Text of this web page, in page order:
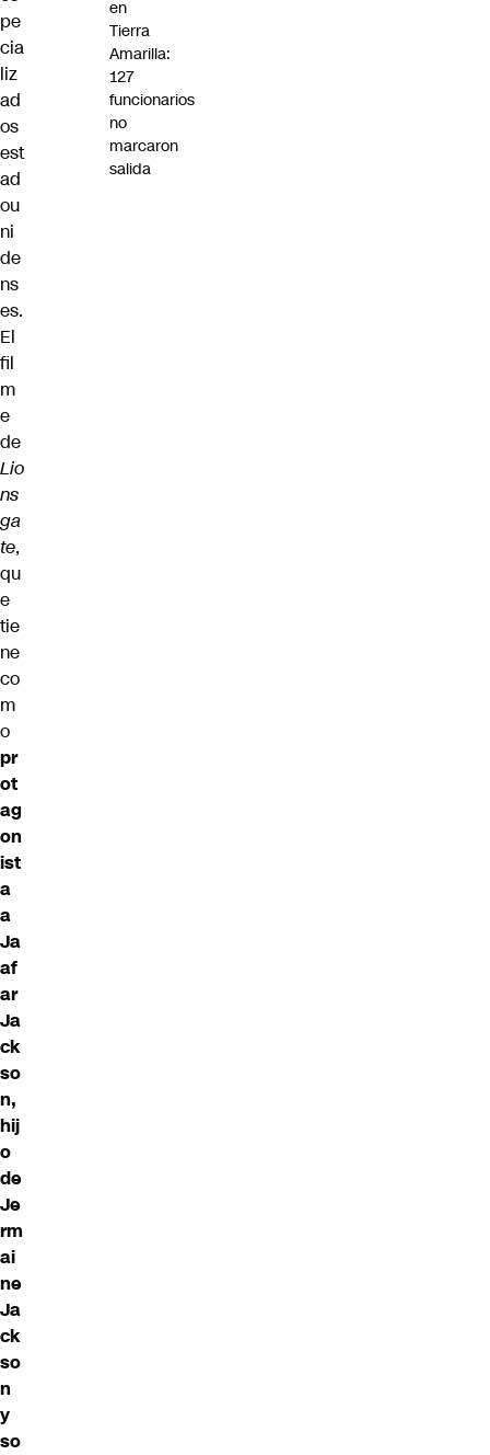
pe
cia
liz
ad
os
est
ad
ou
ni
de
ns
es.
El
fil
m
e
de
Lio
ns
ga
te,
qu
e
tie
ne
co
m
o
pr
ot
ag
on
ist
a
a
Ja
af
ar
Ja
ck
so
n,
hij
o
de
Je
rm
ai
ne
Ja
ck
so
n
y
so
en
Tierra
Amarilla:
127
funcionarios
no
marcaron
salida